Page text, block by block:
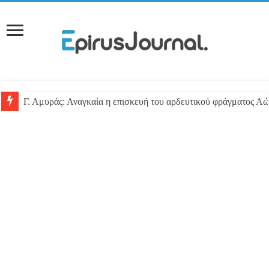
Γ. Αμυράς: Αναγκαία η επισκευή του αρδευτικού φράγματος